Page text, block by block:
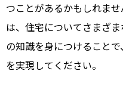
つことがあるかもしれま
は、住宅についてさまざ
の知識を身につけること
を実現してください。